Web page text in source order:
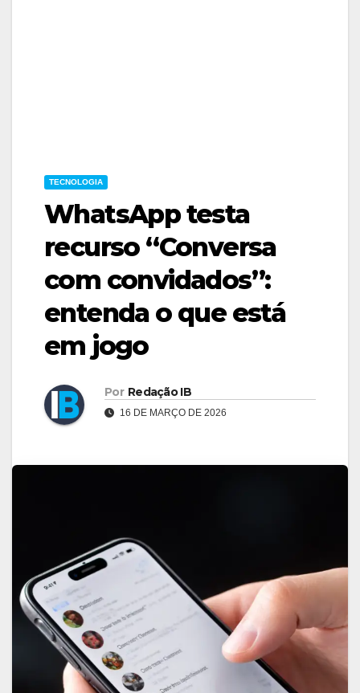
TECNOLOGIA
WhatsApp testa
recurso “Conversa
com convidados”:
entenda o que está
em jogo
Por Redação IB
16 DE MARÇO DE 2026